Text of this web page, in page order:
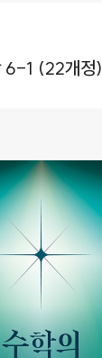
6-1 (22개정)